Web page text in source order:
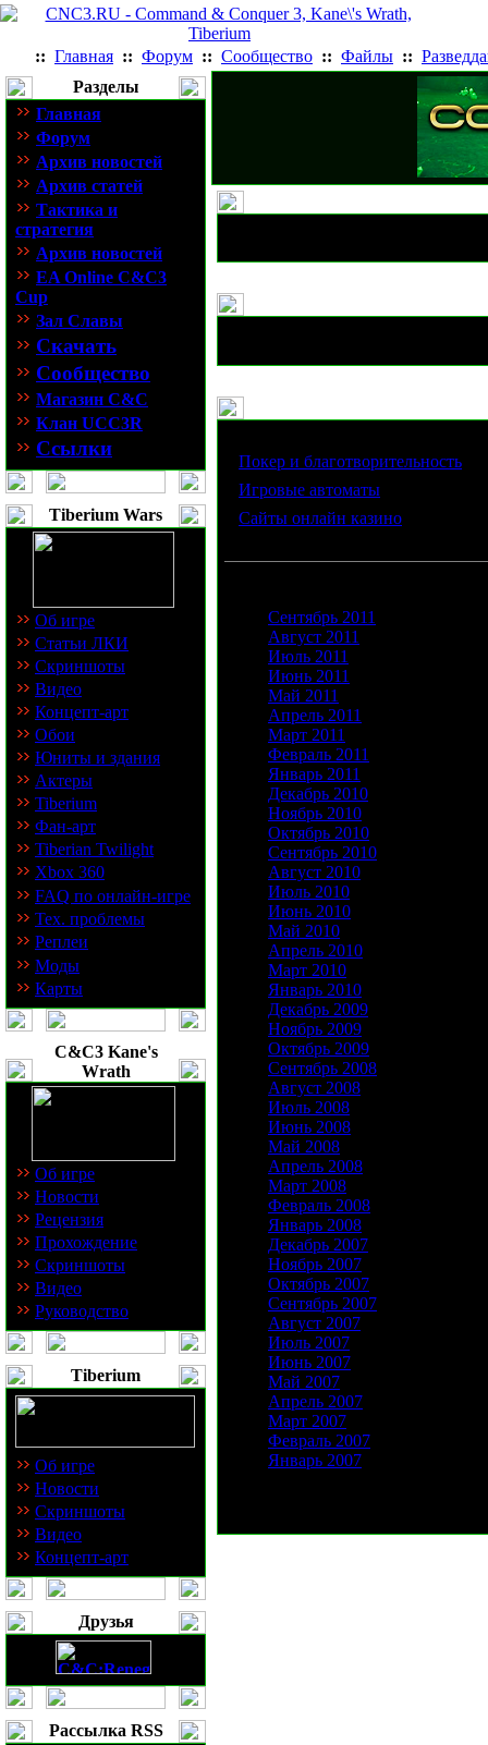
:: Главная :: Форум :: Сообщество :: Файлы ::
Разделы
Главная
Форум
Архив новостей
Архив статей
Тактика и
стратегия
Архив новостей
EA Online C&C3
Cup
Зал Славы
Скачать
Сообщество
Магазин C&C
Клан UCC3R
Ссылки
Tiberium Wars
Об игре
Статьи ЛКИ
Скриншоты
Видео
Концепт-арт
Обои
Юниты и здания
Актеры
Tiberium
Фан-арт
Tiberian Twilight
Xbox 360
FAQ по онлайн-игре
Тех. проблемы
Реплеи
Моды
Карты
C&C3 Kane's
Wrath
Об игре
Новости
Рецензия
Прохождение
Скриншоты
Видео
Руководство
Tiberium
Об игре
Новости
Скриншоты
Видео
Концепт-арт
Друзья
Рассылка RSS
Покер и благотворительность
Игровые автоматы
Сайты онлайн казино
Сентябрь 2011
Август 2011
Июль 2011
Июнь 2011
Май 2011
Апрель 2011
Март 2011
Февраль 2011
Январь 2011
Декабрь 2010
Ноябрь 2010
Октябрь 2010
Сентябрь 2010
Август 2010
Июль 2010
Июнь 2010
Май 2010
Апрель 2010
Март 2010
Январь 2010
Декабрь 2009
Ноябрь 2009
Октябрь 2009
Сентябрь 2008
Август 2008
Июль 2008
Июнь 2008
Май 2008
Апрель 2008
Март 2008
Февраль 2008
Январь 2008
Декабрь 2007
Ноябрь 2007
Октябрь 2007
Сентябрь 2007
Август 2007
Июль 2007
Июнь 2007
Май 2007
Апрель 2007
Март 2007
Февраль 2007
Январь 2007